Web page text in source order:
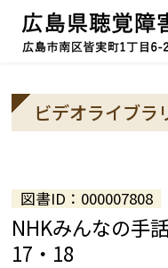
ビデオライブラ
図書ID：000007808
NHKみんなの
17・18